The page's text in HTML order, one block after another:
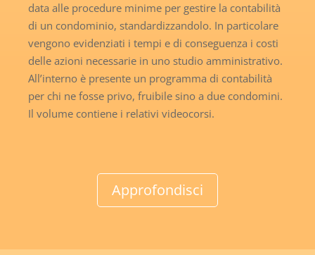
data alle procedure minime per gestire la contabilità
di un condominio, standardizzandolo. In particolare
vengono evidenziati i tempi e di conseguenza i costi
delle azioni necessarie in uno studio amministrativo.
All’interno è presente un programma di contabilità
per chi ne fosse privo, fruibile sino a due condomini.
Il volume contiene i relativi videocorsi.
Approfondisci